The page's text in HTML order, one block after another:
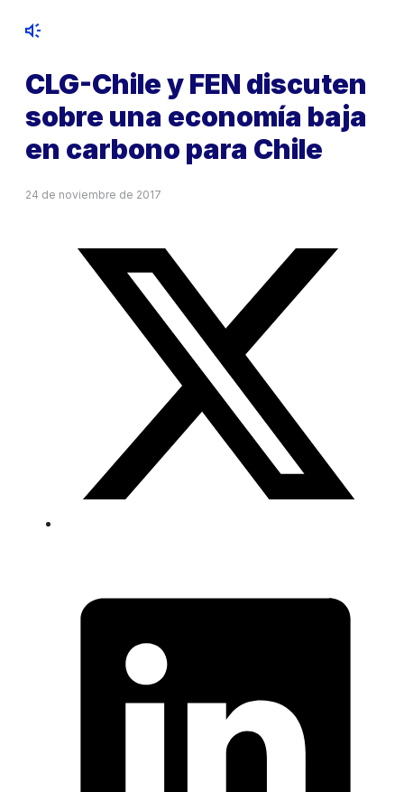
CLG-Chile y FEN discuten
sobre una economía baja
en carbono para Chile
24 de noviembre de 2017